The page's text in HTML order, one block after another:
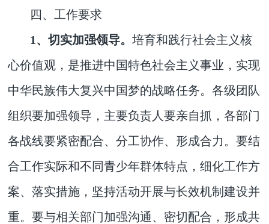
四、工作要求
1、切实加强领导。培育和践行社会主义核
心价值观，是推进中国特色社会主义事业，实现
中华民族伟大复兴中国梦的战略任务。各级团队
组织要加强领导，主要负责人要亲自抓，各部门
各战线要紧密配合、分工协作、形成合力。要结
合工作实际和不同青少年群体特点，细化工作方
案、落实措施，坚持活动开展与长效机制建设并
重。要与相关部门加强沟通、密切配合，形成共